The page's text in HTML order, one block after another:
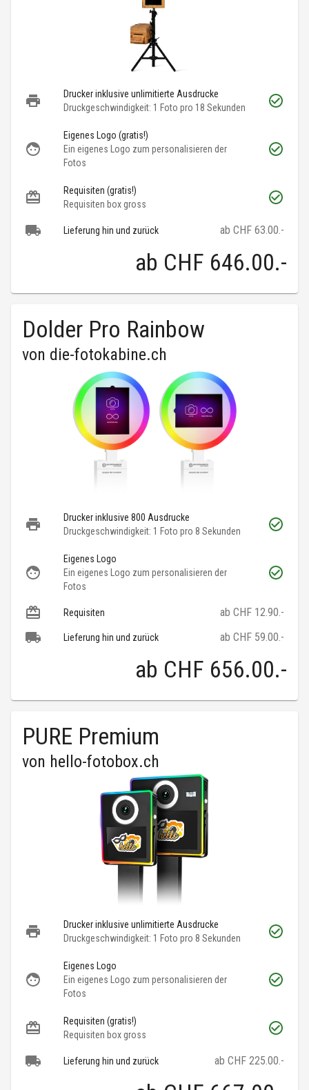
Drucker inklusive unlimitierte Ausdrucke
Druckgeschwindigkeit: 1 Foto pro 18 Sekunden
Eigenes Logo (gratis!)
Ein eigenes Logo zum personalisieren der
Fotos
Requisiten (gratis!)
Requisiten box gross
Lieferung hin und zurück ab CHF 63.00.-
ab CHF 646.00.-
Dolder Pro Rainbow
von die-fotokabine.ch
Drucker inklusive 800 Ausdrucke
Druckgeschwindigkeit: 1 Foto pro 8 Sekunden
Eigenes Logo
Ein eigenes Logo zum personalisieren der
Fotos
Requisiten ab CHF 12.90.-
Lieferung hin und zurück ab CHF 59.00.-
ab CHF 656.00.-
PURE Premium
von hello-fotobox.ch
Drucker inklusive unlimitierte Ausdrucke
Druckgeschwindigkeit: 1 Foto pro 8 Sekunden
Eigenes Logo
Ein eigenes Logo zum personalisieren der
Fotos
Requisiten (gratis!)
Requisiten box gross
Lieferung hin und zurück ab CHF 225.00.-